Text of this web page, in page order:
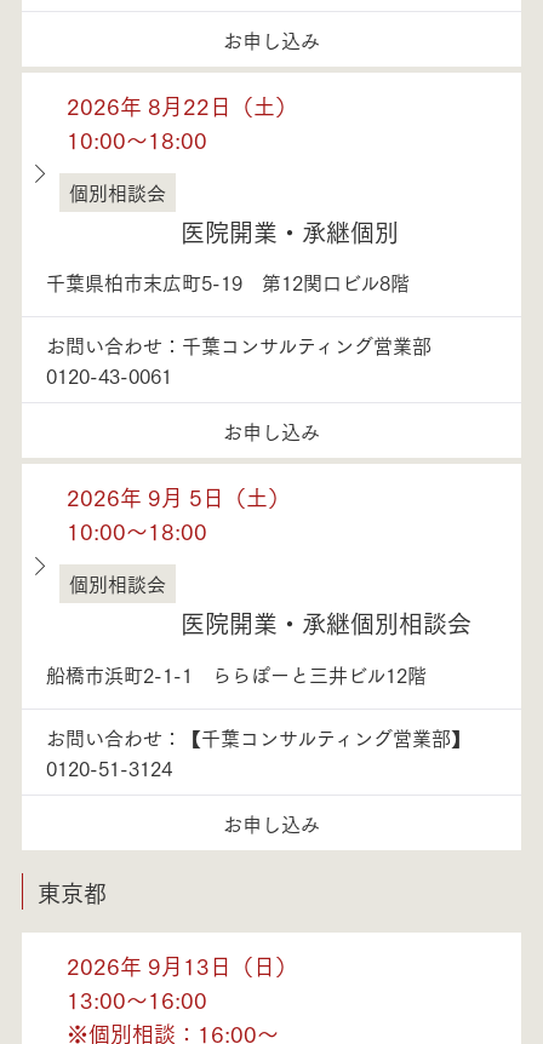
お申し込み
2026年 8月22日（土）
10:00～18:00
千葉県
個別相談会
医院開業・承継個別
千葉県柏市末広町5-19 第12関口ビル8階
お問い合わせ：千葉コンサルティング営業部
0120-43-0061
お申し込み
2026年 9月 5日（土）
10:00～18:00
千葉県
個別相談会
医院開業・承継個別相談会
船橋市浜町2-1-1 ららぽーと三井ビル12階
お問い合わせ：【千葉コンサルティング営業部】
0120-51-3124
お申し込み
東京都
2026年 9月13日（日）
13:00～16:00
※個別相談：16:00～